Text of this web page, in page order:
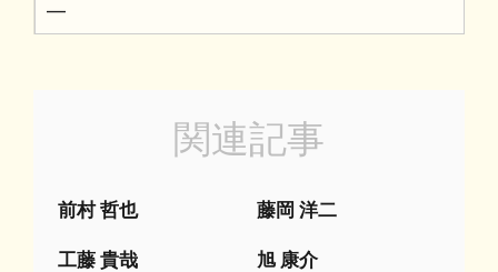
━
関連記事
前村 哲也 藤岡 洋二
工藤 貴哉 旭 康介